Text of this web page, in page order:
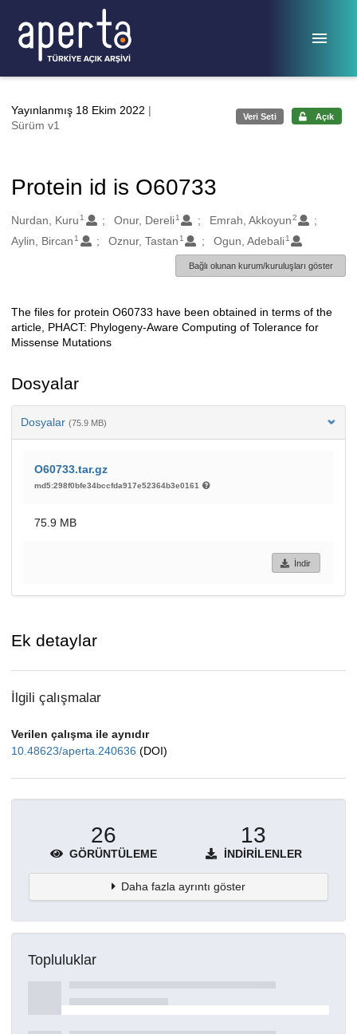
Yayınlanmış 18 Ekim 2022 |
Sürüm v1
Veri Seti Açık
Protein id is O60733
Oluşturanlar
Nurdan, Kuru 1 Onur, Dereli 1 Emrah, Akkoyun2
Aylin, Bircan 1 Oznur, Tastan 1 Ogun, Adebali 1
Bağlı olunan kurum/kuruluşları göster
Açıklama
The files for protein O60733 have been obtained in terms of the
article, PHACT: Phylogeny-Aware Computing of Tolerance for
Missense Mutations
Dosyalar
Dosyalar (75.9 MB)
O60733.tar.gz
md5:298f0bfe34bccfda917e52364b3e0161
75.9 MB
İndir
Ek detaylar
İlgili çalışmalar
Verilen çalışma ile aynıdır
10.48623/aperta.240636 (DOI)
26
GÖRÜNTÜLEME
13
İNDIRILENLER
Daha fazla ayrıntı göster
Topluluklar